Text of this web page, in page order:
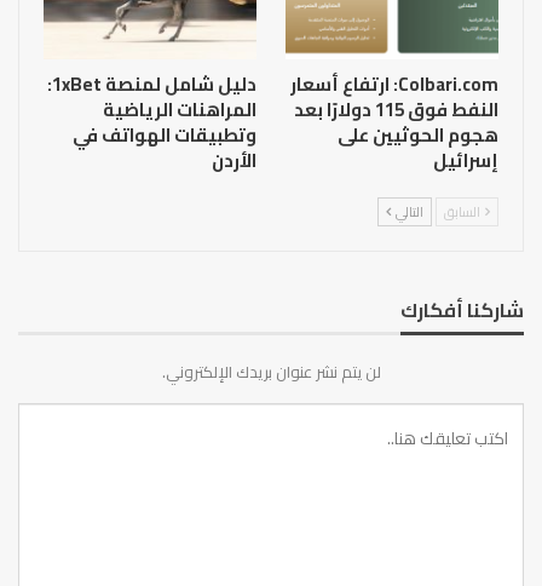
Colbari.com: ارتفاع أسعار
النفط فوق 115 دولارًا بعد
هجوم الحوثيين على
إسرائيل
دليل شامل لمنصة 1xBet:
المراهنات الرياضية
وتطبيقات الهواتف في
الأردن
السابق التالي
شاركنا أفكارك
لن يتم نشر عنوان بريدك الإلكتروني.